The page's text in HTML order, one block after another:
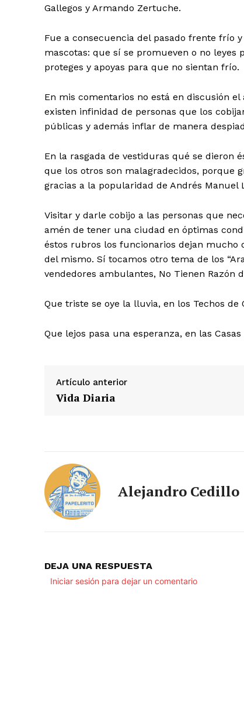
Gallegos y Armando Zertuche.
Fue a consecuencia del pasado frente frío
mascotas: que sí se promueven o no
proteges y apoyas para que no sientan frío.
En mis comentarios no está en discusión
existen infinidad de personas que los
públicas y además inflar de manera
En la rasgada de vestiduras qué se dieron
que los otros son malagradecidos, porque
gracias a la popularidad de Andrés Manuel
Visitar y darle cobijo a las personas que
amén de tener una ciudad en óptimas
éstos rubros los funcionarios dejan mucho
del mismo. Sí tocamos otro tema de los
vendedores ambulantes, No Tienen Razón
Que triste se oye la lluvia, en los Techos de
Que lejos pasa una esperanza, en las
Artículo anterior
Vida Diaria
Alejandro Cedillo
DEJA UNA RESPUESTA
Iniciar sesión para dejar un comentario